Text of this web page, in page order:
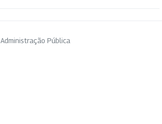
Administração Pública